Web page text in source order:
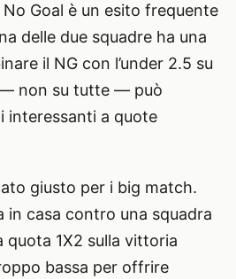
No Goal è un esito frequente
delle due squadre ha una
il NG con l’under 2.5 su
non su tutte — può
interessanti a quote
giusto per i big match.
in casa contro una squadra
quota 1X2 sulla vittoria
bassa per offrire